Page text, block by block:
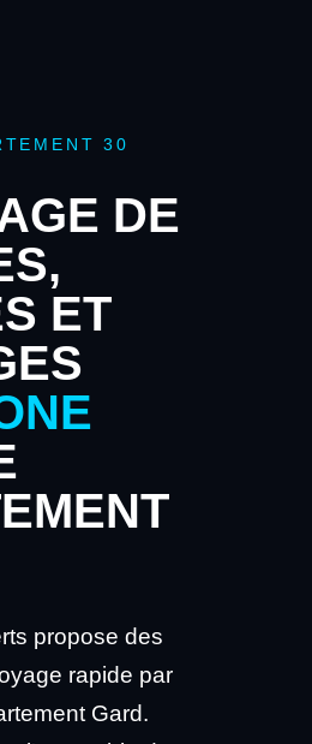
30
DE
ET
propose des
rapide par
Gard.